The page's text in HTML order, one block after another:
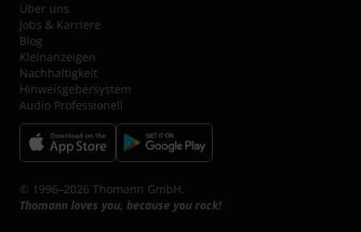
Über uns
Jobs & Karriere
Blog
Kleinanzeigen
Nachhaltigkeit
Hinweisgebersystem
Audio Professionell
© 1996–2026 Thomann GmbH.
Thomann loves you, because you rock!